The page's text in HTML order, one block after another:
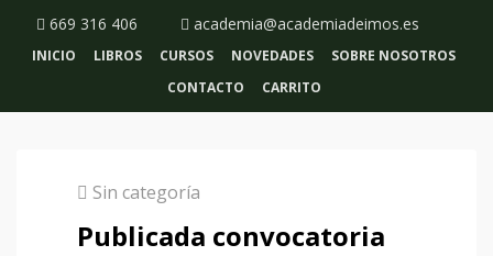
669 316 406 academia@academiadeimos.es
INICIO LIBROS CURSOS NOVEDADES
SOBRE NOSOTROS
CONTACTO
CARRITO
Sin categoría
Publicada convocatoria